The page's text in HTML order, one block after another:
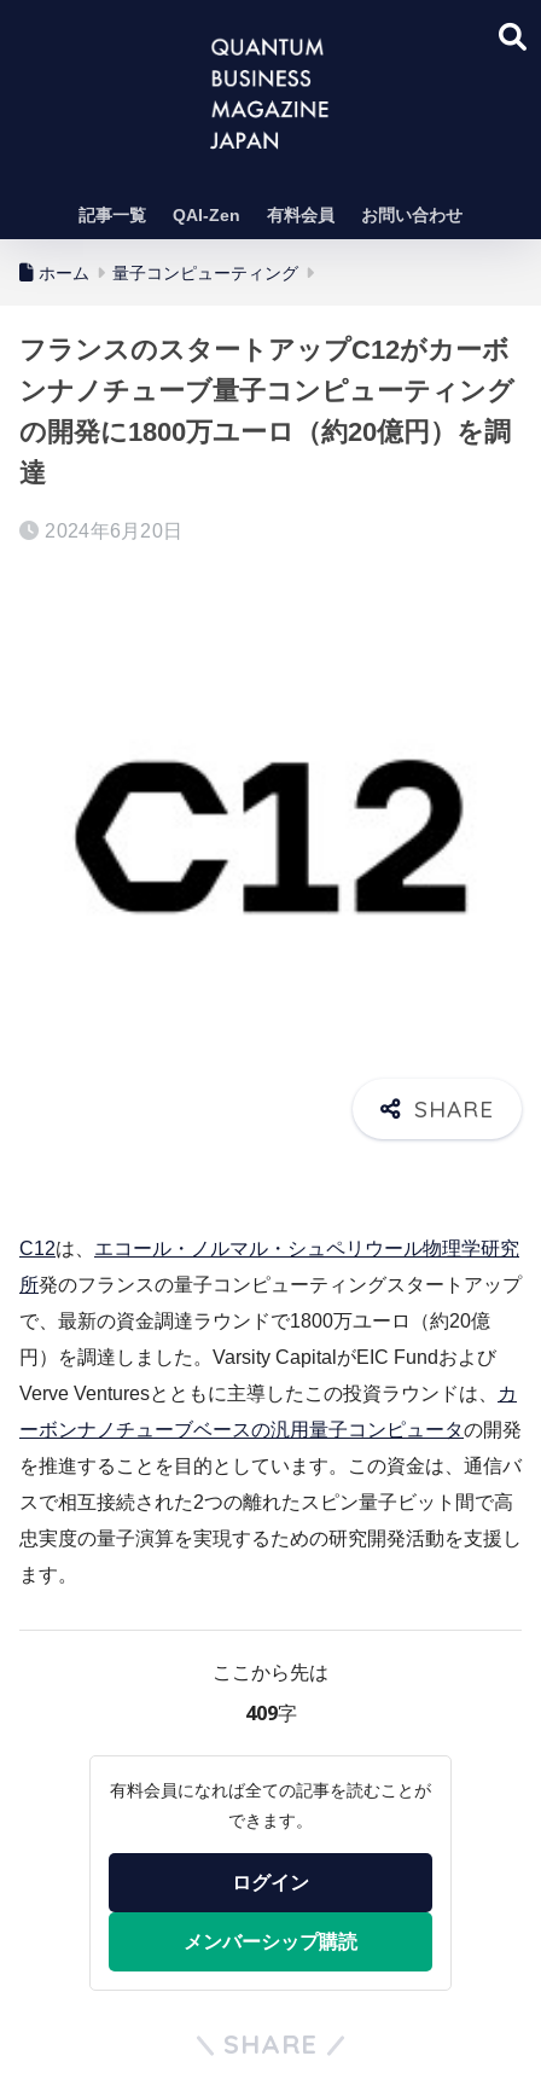
記事一覧 QAI-Zen 有料会員 お問い合わせ
ホーム 量子コンピューティング
フランスのスタートアップC12がカーボ
ンナノチューブ量子コンピューティング
の開発に1800万ユーロ（約20億円）を調
達
2024年6月20日
C12は、 エコール・ノルマル・シュペリウール物理学研究
所発のフランスの量子コンピューティングスタートアップ
で、最新の資金調達ラウンドで1800万ユーロ（約20億
円）を調達しました。Varsity CapitalがEIC Fundおよび
Verve Venturesとともに主導したこの投資ラウンドは、
カ
ーボンナノチューブベースの汎用量子コンピュータの開発
を推進することを目的としています。この資金は、通信バ
スで相互接続された2つの離れたスピン量子ビット間で高
忠実度の量子演算を実現するための研究開発活動を支援し
ます。
ここから先は
409字
有料会員になれば全ての記事を読むことが
できます。
ログイン
メンバーシップ購読
SHARE